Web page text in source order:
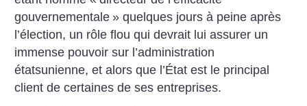
gouvernementale » quelques jours à peine après
l’élection, un rôle flou qui devrait lui assurer un
immense pouvoir sur l’administration
étatsunienne, et alors que l’État est le principal
client de certaines de ses entreprises.